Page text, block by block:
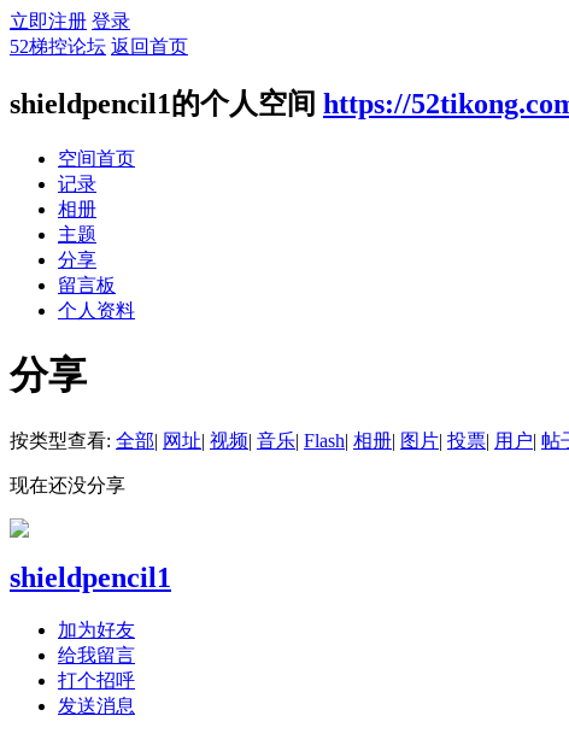
立即注册 登录
52梯控论坛 返回首页
shieldpencil1的个人空间 https://
空间首页
记录
相册
主题
分享
留言板
个人资料
分享
按类型查看: 全部| 网址| 视频| 音乐| Flash| 相册| 图片| 投票| 用户| 帖
现在还没分享
shieldpencil1
加为好友
给我留言
打个招呼
发送消息